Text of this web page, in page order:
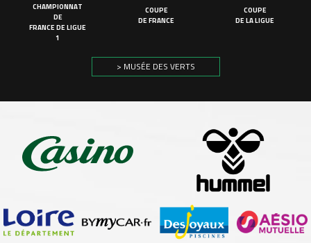
CHAMPIONNAT
DE
FRANCE DE LIGUE
1
COUPE
DE FRANCE
COUPE
DE LA LIGUE
> MUSÉE DES VERTS